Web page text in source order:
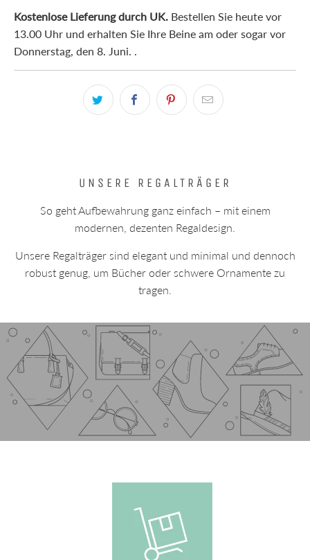
Kostenlose Lieferung durch UK. Bestellen Sie heute vor
13.00 Uhr und erhalten Sie Ihre Beine am oder sogar vor
Donnerstag, den 8. Juni. .
UNSERE REGALTRÄGER
So geht Aufbewahrung ganz einfach – mit einem
modernen, dezenten Regaldesign.
Unsere Regalträger sind elegant und minimal und dennoch
robust genug, um Bücher oder schwere Ornamente zu
tragen.